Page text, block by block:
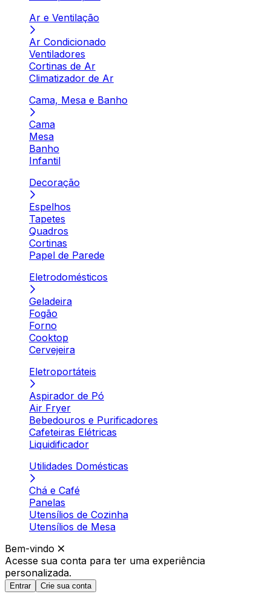
Ar e Ventilação
Ar Condicionado
Ventiladores
Cortinas de Ar
Climatizador de Ar
Cama, Mesa e Banho
Cama
Mesa
Banho
Infantil
Decoração
Espelhos
Tapetes
Quadros
Cortinas
Papel de Parede
Eletrodomésticos
Geladeira
Fogão
Forno
Cooktop
Cervejeira
Eletroportáteis
Aspirador de Pó
Air Fryer
Bebedouros e Purificadores
Cafeteiras Elétricas
Liquidificador
Utilidades Domésticas
Chá e Café
Panelas
Utensílios de Cozinha
Utensílios de Mesa
Bem-vindo
Acesse sua conta para ter uma experiência
personalizada.
Entrar Crie sua conta